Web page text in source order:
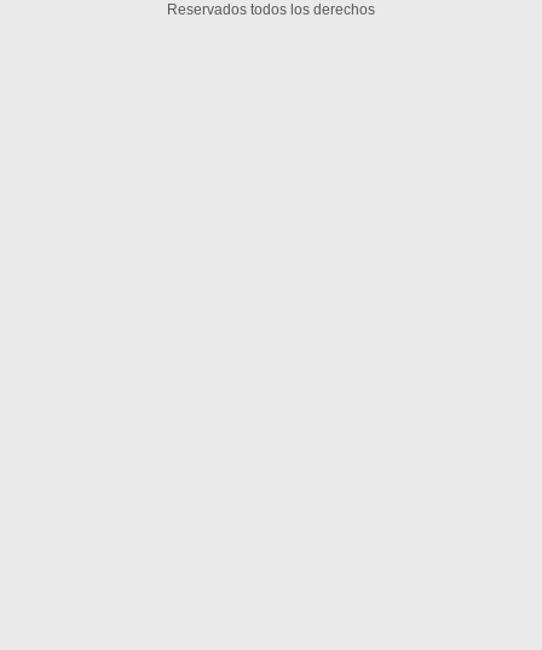
Reservados todos los derechos